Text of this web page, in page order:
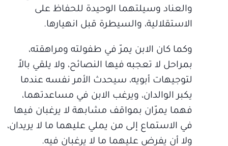
والعناد وسيلتهما الوحيدة للحفاظ على
الاستقلالية، والسيطرة قبل انهيارها.
وكما كان الابن يمرّ في طفولته ومراهقته،
بمراحل لا تعجبه فيها النصائح، ولا يلقي بالاً
لتوجيهات أبويه، سيحدث الأمر نفسه عندما
يكبر الوالدان، ويرغب الابن في مساعدتهما،
فهما يمرّان بمواقف مشابهة لا يرغبان فيها
في الاستماع إلى من يملي عليهما ما لا يريدان،
ولا أن يفرض عليهما ما لا يرغبان فيه.